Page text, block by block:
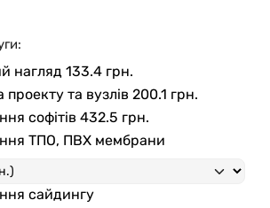
нагляд 133.4 грн.
проекту та вузлів 200.1 грн.
софітів 432.5 грн.
ТПО, ПВХ мембрани
сайдингу